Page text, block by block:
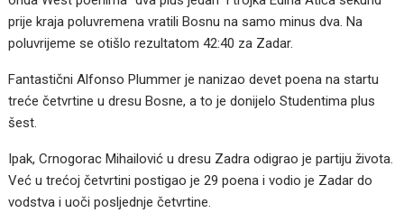
prije kraja poluvremena vratili Bosnu na samo minus dva. Na
poluvrijeme se otišlo rezultatom 42:40 za Zadar.
Fantastični Alfonso Plummer je nanizao devet poena na startu
treće četvrtine u dresu Bosne, a to je donijelo Studentima plus
šest.
Ipak, Crnogorac Mihailović u dresu Zadra odigrao je partiju života.
Već u trećoj četvrtini postigao je 29 poena i vodio je Zadar do
vodstva i uoči posljednje četvrtine.